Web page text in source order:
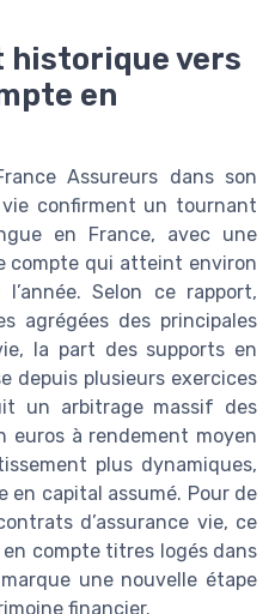
historique vers
en
Assureurs dans son
vie confirment un tournant
en France, avec une
compte qui atteint environ
Selon ce rapport,
agrégées des principales
la part des supports en
depuis plusieurs exercices
un arbitrage massif des
euros à rendement moyen
plus dynamiques,
en capital assumé. Pour de
d’assurance vie, ce
compte titres logés dans
une nouvelle étape
financier.